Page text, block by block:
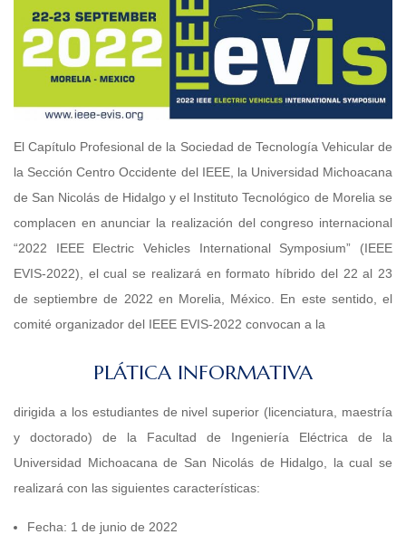
El Capítulo Profesional de la Sociedad de Tecnología Vehicular de
la Sección Centro Occidente del IEEE, la Universidad Michoacana
de San Nicolás de Hidalgo y el Instituto Tecnológico de Morelia se
complacen en anunciar la realización del congreso internacional
“2022 IEEE Electric Vehicles International Symposium” (IEEE
EVIS-2022), el cual se realizará en formato híbrido del 22 al 23
de septiembre de 2022 en Morelia, México. En este sentido, el
comité organizador del IEEE EVIS-2022 convocan a la
PLÁTICA INFORMATIVA
dirigida a los estudiantes de nivel superior (licenciatura, maestría
y doctorado) de la Facultad de Ingeniería Eléctrica de la
Universidad Michoacana de San Nicolás de Hidalgo, la cual se
realizará con las siguientes características:
Fecha: 1 de junio de 2022